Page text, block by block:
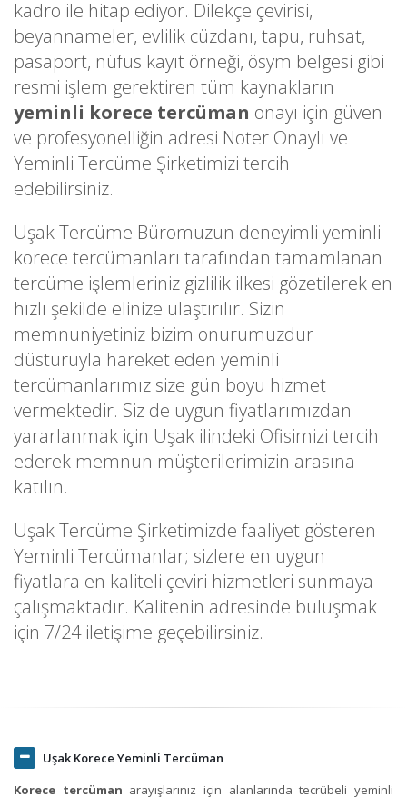
kadro ile hitap ediyor. Dilekçe çevirisi,
beyannameler, evlilik cüzdanı, tapu, ruhsat,
pasaport, nüfus kayıt örneği, ösym belgesi gibi
resmi işlem gerektiren tüm kaynakların
yeminli korece tercüman onayı için güven
ve profesyonelliğin adresi Noter Onaylı ve
Yeminli Tercüme Şirketimizi tercih
edebilirsiniz.
Uşak Tercüme Büromuzun deneyimli yeminli
korece tercümanları tarafından tamamlanan
tercüme işlemleriniz gizlilik ilkesi gözetilerek en
hızlı şekilde elinize ulaştırılır. Sizin
memnuniyetiniz bizim onurumuzdur
düsturuyla hareket eden yeminli
tercümanlarımız size gün boyu hizmet
vermektedir. Siz de uygun fiyatlarımızdan
yararlanmak için Uşak ilindeki Ofisimizi tercih
ederek memnun müşterilerimizin arasına
katılın.
Uşak Tercüme Şirketimizde faaliyet gösteren
Yeminli Tercümanlar; sizlere en uygun
fiyatlara en kaliteli çeviri hizmetleri sunmaya
çalışmaktadır. Kalitenin adresinde buluşmak
için 7/24 iletişime geçebilirsiniz.
Uşak Korece Yeminli Tercüman
Korece tercüman arayışlarınız için alanlarında tecrübeli yeminli